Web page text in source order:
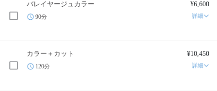
バレイヤージュカラー ¥6,600
90分 詳細
カラー＋カット ¥10,450
120分 詳細